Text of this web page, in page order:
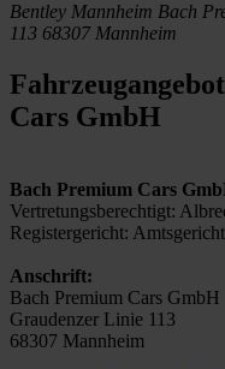
Bentley Mannheim Bach
113 68307 Mannheim
Cars GmbH
Bach Premium Cars
Vertretungsberechtigt:
Registergericht:
Anschrift:
Bach Premium Cars GmbH
Graudenzer Linie 113
68307 Mannheim